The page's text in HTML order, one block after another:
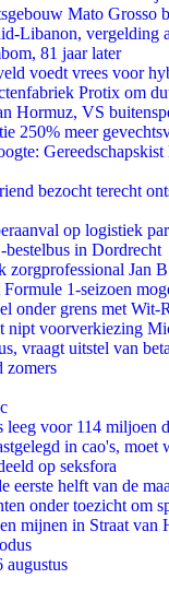
Mato Grosso
Libanon, vergelding
81 jaar later
voedt vrees voor
Protix om
Hormuz, VS
250% meer
Gereedschapskist
bezocht terecht
op logistiek
in Dordrecht
zorgprofessional Jan
1-seizoen
onder grens met Wit-
nipt voorverkiezing
vraagt uitstel van
zomers
leeg voor 114 miljoen
in cao's, moet
op seksfora
helft van de
onder toezicht om
mijnen in Straat van
augustus